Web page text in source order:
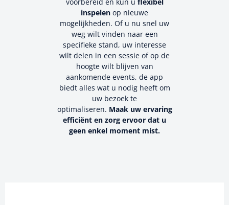
inspelen op nieuwe
mogelijkheden. Of u nu snel uw
weg wilt vinden naar een
specifieke stand, uw interesse
wilt delen in een sessie of op de
hoogte wilt blijven van
aankomende events, de app
biedt alles wat u nodig heeft om
uw bezoek te
optimaliseren. Maak uw ervaring
efficiënt en zorg ervoor dat u
geen enkel moment mist.